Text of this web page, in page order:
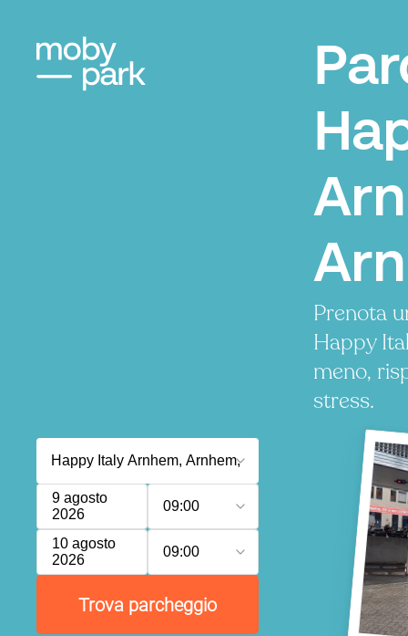
Prenota
Happy
meno,
stress.
9 agosto
2026
09:00
10 agosto
2026
09:00
Trova parcheggio